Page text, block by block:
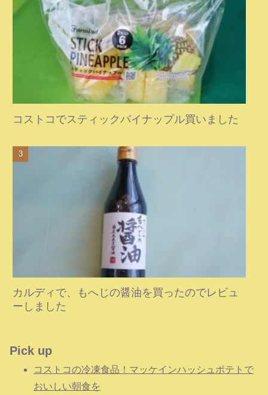
コストコでスティックパイナップル買いました
カルディで、もへじの醤油を買ったのでレビュ
ーしました
Pick up
コストコの冷凍食品！マッケインハッシュポテトで
おいしい朝食を